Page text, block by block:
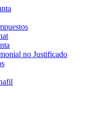
no Justificado